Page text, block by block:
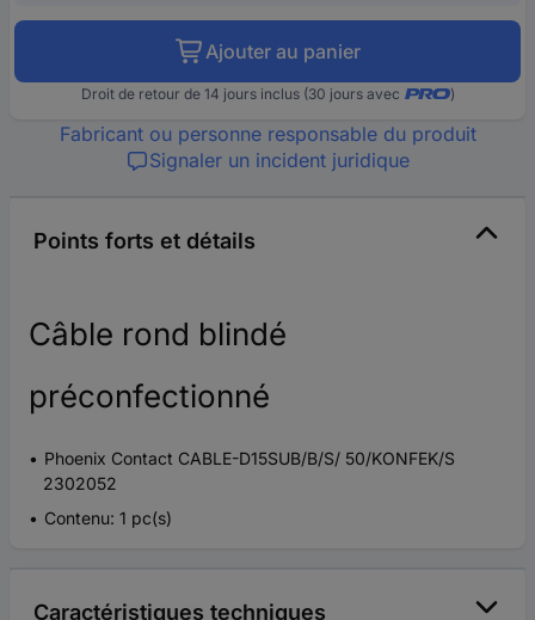
Ajouter au panier
Droit de retour de 14 jours inclus (30 jours avec )
Fabricant ou personne responsable du produit
Signaler un incident juridique
Points forts et détails
Câble rond blindé
préconfectionné
Phoenix Contact CABLE-D15SUB/B/S/ 50/KONFEK/S
2302052
Contenu: 1 pc(s)
Caractéristiques techniques